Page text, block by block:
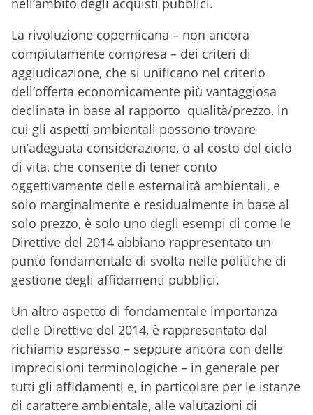
nell’ambito degli acquisti pubblici.
La rivoluzione copernicana – non ancora
compiutamente compresa – dei criteri di
aggiudicazione, che si unificano nel criterio
dell’offerta economicamente più vantaggiosa
declinata in base al rapporto qualità/prezzo, in
cui gli aspetti ambientali possono trovare
un’adeguata considerazione, o al costo del ciclo
di vita, che consente di tener conto
oggettivamente delle esternalità ambientali, e
solo marginalmente e residualmente in base al
solo prezzo, è solo uno degli esempi di come le
Direttive del 2014 abbiano rappresentato un
punto fondamentale di svolta nelle politiche di
gestione degli affidamenti pubblici.
Un altro aspetto di fondamentale importanza
delle Direttive del 2014, è rappresentato dal
richiamo espresso – seppure ancora con delle
imprecisioni terminologiche – in generale per
tutti gli affidamenti e, in particolare per le istanze
di carattere ambientale, alle valutazioni di